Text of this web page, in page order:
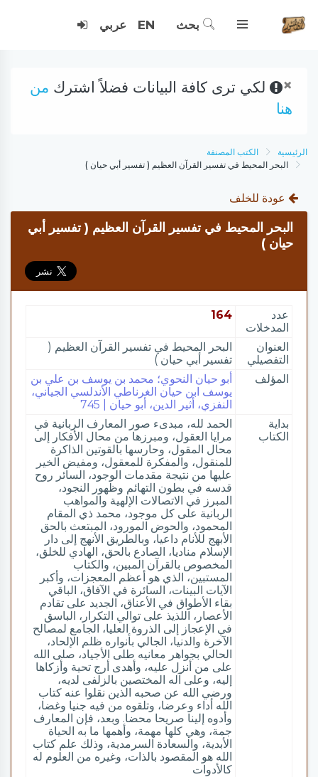
بحث EN عربي
× لكي ترى كافة البيانات فضلاً اشترك من
هنا
الرئيسية
الكتب المصنفة
البحر المحيط في تفسير القرآن العظيم ( تفسير أبي حيان )
عودة للخلف
البحر المحيط في تفسير القرآن العظيم ( تفسير أبي
حيان )
عدد
المدخلات
164
العنوان
التفصيلي
البحر المحيط في تفسير القرآن العظيم (
تفسير أبي حيان )
المؤلف
أبو حيان النحوي؛ محمد بن يوسف بن علي بن
يوسف ابن حيان الغرناطي الأندلسي الجياني،
النفزي، أثير الدين، أبو حيان | 745
بداية
الكتاب
الحمد لله، مبدىء صور المعارف الربانية في
مرايا العقول، ومبرزها من محال الأفكار إلى
محال المقول، وحارسها بالقوتين الذاكرة
للمنقول، والمفكرة للمعقول، ومفيض الخير
عليها من نتيجة مقدمات الوجود، السائر روح
قدسه في بطون التهائم وظهور النجود،
المبرز في الاتصالات الإلهية والمواهب
الربانية على كل موجود، محمد ذي المقام
المحمود، والحوض المورود، المبتعث بالحق
الأبهج للأنام داعيا، وبالطريق الأنهج إلى دار
الإسلام مناديا، الصادع بالحق، الهادي للخلق،
المخصوص بالقرآن المبين، والكتاب
المستبين، الذي هو أعظم المعجزات، وأكبر
الآيات البينات، السائرة في الآفاق، الباقي
بقاء الأطواق في الأعناق، الجديد على تقادم
الأعصار، اللذيذ على توالي التكرار، الباسق
في الإعجاز إلى الذروة العليا، الجامع لمصالح
الآخرة والدنيا، الجالي بأنواره ظلم الإلحاد،
الحالي بجواهر معانيه طلى الأجياد، صلى الله
على من أنزل عليه، وأهدى أرج تحية وأزكاها
إليه، وعلى آله المختصين بالزلفى لديه،
ورضي الله عن صحبه الذين نقلوا عنه كتاب
الله أداء وعرضا، وتلقوه من فيه جنيا وغضا،
وأدوه إلينا صريحا محضا. وبعد، فإن المعارف
جمة، وهي كلها مهمة، وأهمها ما به الحياة
الأبدية، والسعادة السرمدية، وذلك علم كتاب
الله هو المقصود بالذات، وغيره من العلوم له
كالأدوات